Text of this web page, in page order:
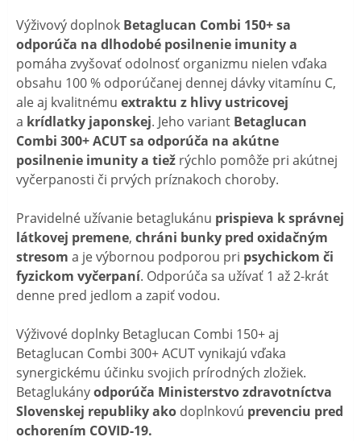
Výživový doplnok Betaglucan Combi 150+ sa
odporúča na dlhodobé posilnenie imunity a
pomáha zvyšovať odolnosť organizmu nielen vďaka
obsahu 100 % odporúčanej dennej dávky vitamínu C,
ale aj kvalitnému extraktu z hlivy ustricovej
a krídlatky japonskej. Jeho variant Betaglucan
Combi 300+ACUT sa odporúča na akútne
posilnenie imunity a tiež rýchlo pomôže pri akútnej
vyčerpanosti či prvých príznakoch choroby.
Pravidelné užívanie betaglukánu prispieva k správnej
látkovej premene, chráni bunky pred oxidačným
stresom a je výbornou podporou pri psychickom či
fyzickom vyčerpaní. Odporúča sa užívať 1 až 2-krát
denne pred jedlom a zapiť vodou.
Výživové doplnky Betaglucan Combi 150+ aj
Betaglucan Combi 300+ ACUT vynikajú vďaka
synergickému účinku svojich prírodných zložiek.
Betaglukányodporúča Ministerstvo zdravotníctva
Slovenskej republiky ako doplnkovú prevenciu pred
ochorením COVID-19.